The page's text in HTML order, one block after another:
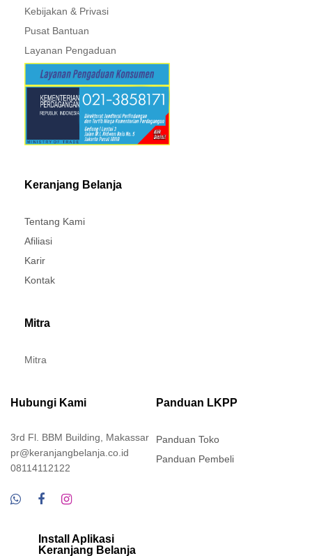
Kebijakan & Privasi
Pusat Bantuan
Layanan Pengaduan
Keranjang Belanja
Tentang Kami
Afiliasi
Karir
Kontak
Mitra
Mitra
Hubungi Kami
3rd Fl. BBM Building, Makassar
pr@keranjangbelanja.co.id
08114112122
Panduan LKPP
Panduan Toko
Panduan Pembeli
Install Aplikasi
Keranjang Belanja